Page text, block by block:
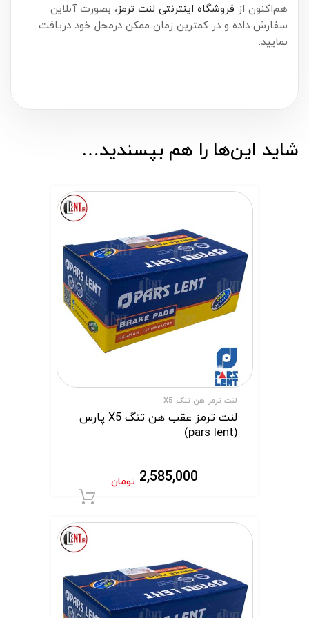
هم‌اکنون از فروشگاه اینترنتی لنت ترمز، بصورت آنلاین
سفارش داده و در کمترین زمان ممکن درمحل خود دریافت
نمایید.
شاید این‌ها را هم بپسندید…
لنت ترمز هن تنگ X5
لنت ترمز عقب هن تنگ X5 پارس
(pars lent)
2,585,000 تومان